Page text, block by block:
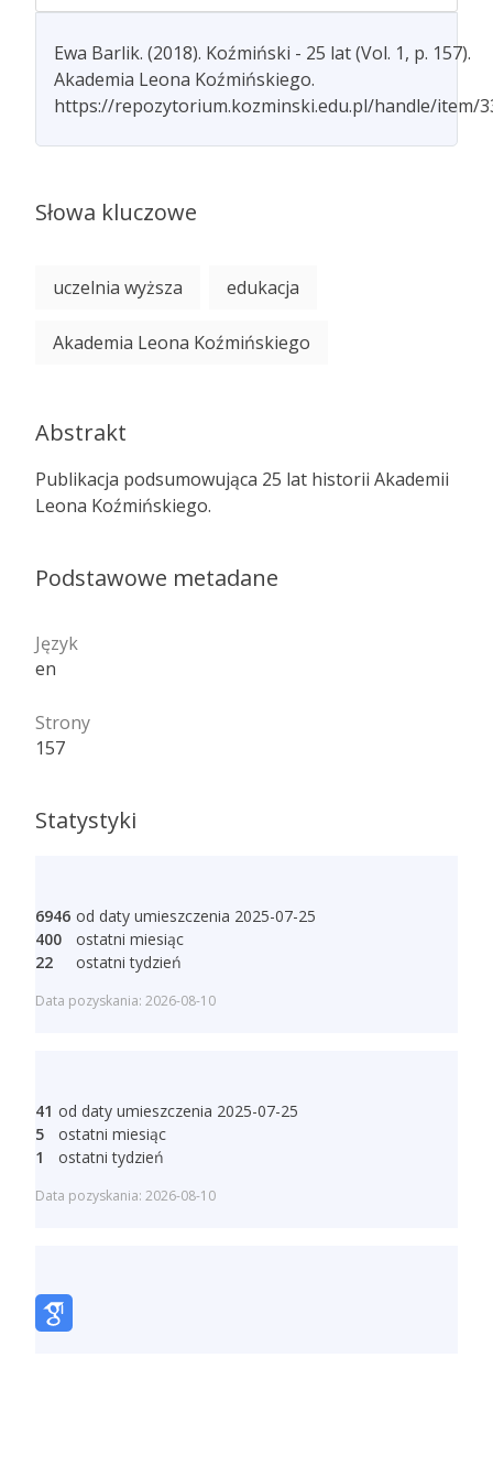
Ewa Barlik. (2018). Koźmiński - 25 lat (Vol. 1, p. 157).
Akademia Leona Koźmińskiego.
https://repozytorium.kozminski.edu.pl/handle/item/
Słowa kluczowe
uczelnia wyższa edukacja
Akademia Leona Koźmińskiego
Abstrakt
Publikacja podsumowująca 25 lat historii Akademii
Leona Koźmińskiego.
Podstawowe metadane
Język
en
Strony
157
Statystyki
6946 od daty umieszczenia 2025-07-25
400
ostatni miesiąc
22
ostatni tydzień
Data pozyskania: 2026-08-10
41 od daty umieszczenia 2025-07-25
5
ostatni miesiąc
1
ostatni tydzień
Data pozyskania: 2026-08-10